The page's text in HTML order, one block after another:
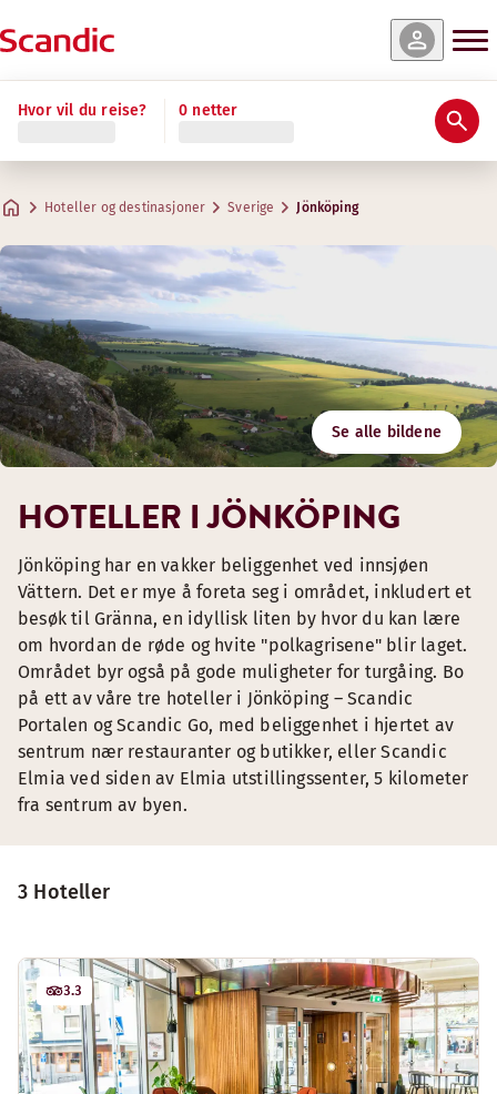
Hvor vil du reise? 0 netter
Hoteller og destinasjoner Sverige Jönköping
Se alle bildene
3 Hoteller
3.3
HOTELLER I JÖNKÖPING
Jönköping har en vakker beliggenhet ved innsjøen
Vättern. Det er mye å foreta seg i området, inkludert et
besøk til Gränna, en idyllisk liten by hvor du kan lære
om hvordan de røde og hvite "polkagrisene" blir laget.
Området byr også på gode muligheter for turgåing. Bo
på ett av våre tre hoteller i Jönköping – Scandic
Portalen og Scandic Go, med beliggenhet i hjertet av
sentrum nær restauranter og butikker, eller Scandic
Elmia ved siden av Elmia utstillingssenter, 5 kilometer
fra sentrum av byen.